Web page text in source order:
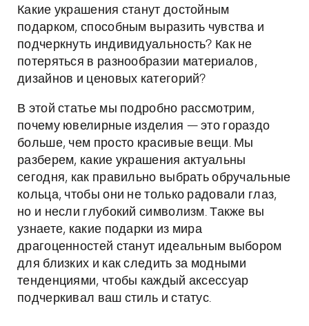
Какие украшения станут достойным
подарком, способным выразить чувства и
подчеркнуть индивидуальность? Как не
потеряться в разнообразии материалов,
дизайнов и ценовых категорий?
В этой статье мы подробно рассмотрим,
почему ювелирные изделия — это гораздо
больше, чем просто красивые вещи. Мы
разберем, какие украшения актуальны
сегодня, как правильно выбрать обручальные
кольца, чтобы они не только радовали глаз,
но и несли глубокий символизм. Также вы
узнаете, какие подарки из мира
драгоценностей станут идеальным выбором
для близких и как следить за модными
тенденциями, чтобы каждый аксессуар
подчеркивал ваш стиль и статус.